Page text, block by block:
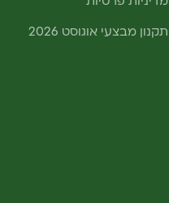
תקנון מבצעי אוגוסט 2026